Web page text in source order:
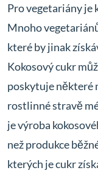
Pro vegetariány je
Mnoho
které by jinak
Kokosový cukr
poskytuje některé
rostlinné stravě
je výroba
než produkce
kterých je cukr